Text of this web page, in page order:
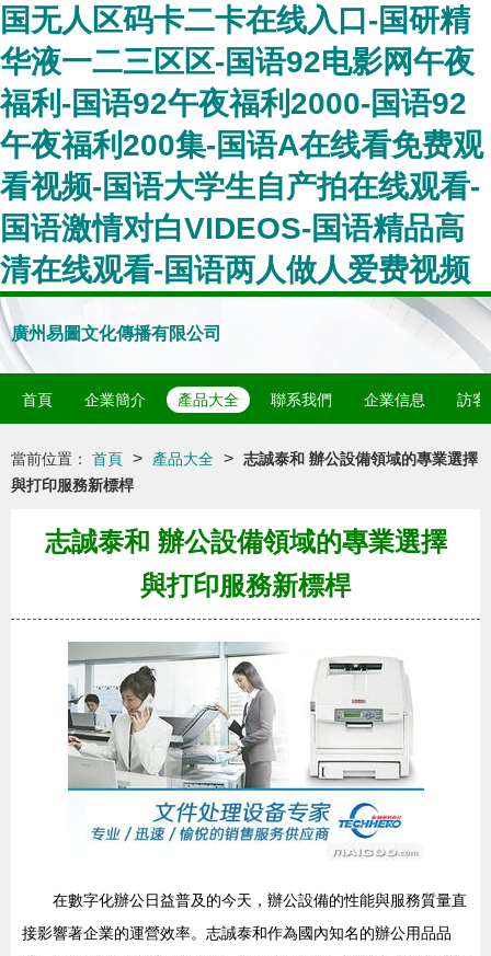
国无人区码卡二卡在线入口-国研精
华液一二三区区-国语92电影网午夜
福利-国语92午夜福利2000-国语92
午夜福利200集-国语A在线看免费观
看视频-国语大学生自产拍在线观看-
国语激情对白VIDEOS-国语精品高
清在线观看-国语两人做人爱费视频
廣州易圖文化傳播有限公司
首頁 企業簡介 產品大全 聯系我們 企業信息 訪客
當前位置： 首頁 > 產品大全 > 志誠泰和 辦公設備領域的專業選擇
與打印服務新標桿
志誠泰和 辦公設備領域的專業選擇
與打印服務新標桿
在數字化辦公日益普及的今天，辦公設備的性能與服務質量直
接影響著企業的運營效率。志誠泰和作為國內知名的辦公用品品